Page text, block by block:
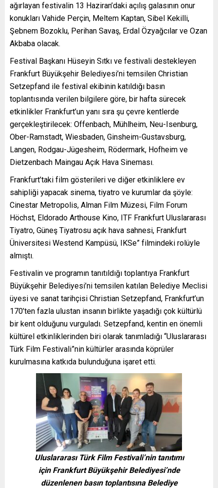
ağırlayan festivalin 13 Haziran’daki açılış galasının onur
konukları Vahide Perçin, Meltem Kaptan, Sibel Kekilli,
Şebnem Bozoklu, Perihan Savaş, Erdal Özyağcılar ve Ozan
Akbaba olacak.
Festival Başkanı Hüseyin Sıtkı ve festivali destekleyen
Frankfurt Büyükşehir Belediyesi’ni temsilen Christian
Setzepfand ile festival ekibinin katıldığı basın
toplantısında verilen bilgilere göre, bir hafta sürecek
etkinlikler Frankfurt’un yanı sıra şu çevre kentlerde
gerçekleştirilecek: Offenbach, Mühlheim, Neu-Isenburg,
Ober-Ramstadt, Wiesbaden, Ginsheim-Gustavsburg,
Langen, Rodgau-Jügesheim, Rödermark, Hofheim ve
Dietzenbach Maingau Açık Hava Sineması.
Frankfurt’taki film gösterileri ve diğer etkinliklere ev
sahipliği yapacak sinema, tiyatro ve kurumlar da şöyle:
Cinestar Metropolis, Alman Film Müzesi, Film Forum
Höchst, Eldorado Arthouse Kino, ITF Frankfurt Uluslararası
Tiyatro, Güneş Tiyatrosu açık hava sahnesi, Frankfurt
Üniversitesi Westend Kampüsü, IKSe” filmindeki rolüyle
almıştı.
Festivalin ve programın tanıtıldığı toplantıya Frankfurt
Büyükşehir Belediyesi’ni temsilen katılan Belediye Meclisi
üyesi ve sanat tarihçisi Christian Setzepfand, Frankfurt’un
170’ten fazla ulustan insanın birlikte yaşadığı çok kültürlü
bir kent olduğunu vurguladı. Setzepfand, kentin en önemli
kültürel etkinliklerinden biri olarak tanımladığı “Uluslararası
Türk Film Festivali”nin kültürler arasında köprüler
kurulmasına katkıda bulunduğuna işaret etti.
Uluslararası Türk Film Festivali’nin tanıtımı
için Frankfurt Büyükşehir Belediyesi’nde
düzenlenen basın toplantısına Belediye